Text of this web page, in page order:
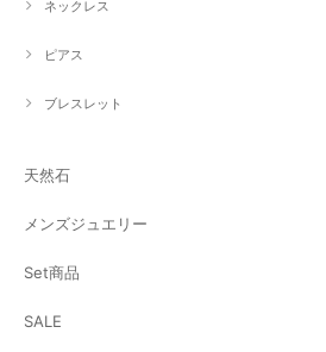
ネックレス
ピアス
ブレスレット
天然石
メンズジュエリー
Set商品
SALE